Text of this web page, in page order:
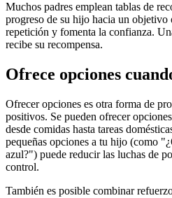
Muchos padres emplean tablas de
progreso de su hijo hacia un objetivo
repetición y fomenta la confianza.
recibe su recompensa.
Ofrece opciones
Ofrecer opciones es otra forma de
positivos. Se pueden ofrecer
desde comidas hasta tareas
pequeñas opciones a tu hijo (como
azul?") puede reducir las luchas de
control.
También es posible combinar